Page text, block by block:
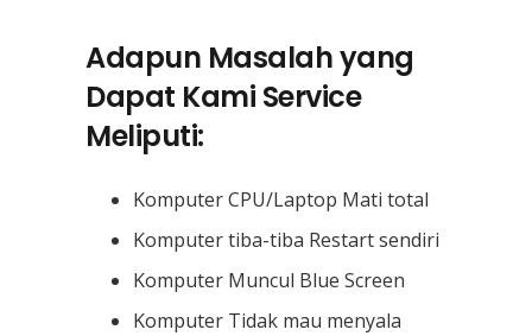
Adapun Masalah yang
Dapat Kami Service
Meliputi:
Komputer CPU/Laptop Mati total
Komputer tiba-tiba Restart sendiri
Komputer Muncul Blue Screen
Komputer Tidak mau menyala